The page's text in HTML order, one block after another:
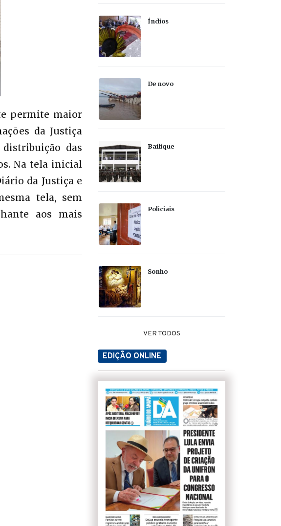
permite maior
da Justiça
das
Na tela inicial
da Justiça e
tela, sem
aos mais
Índios
De novo
Bailique
Policiais
Sonho
VER TODOS
EDIÇÃO ONLINE